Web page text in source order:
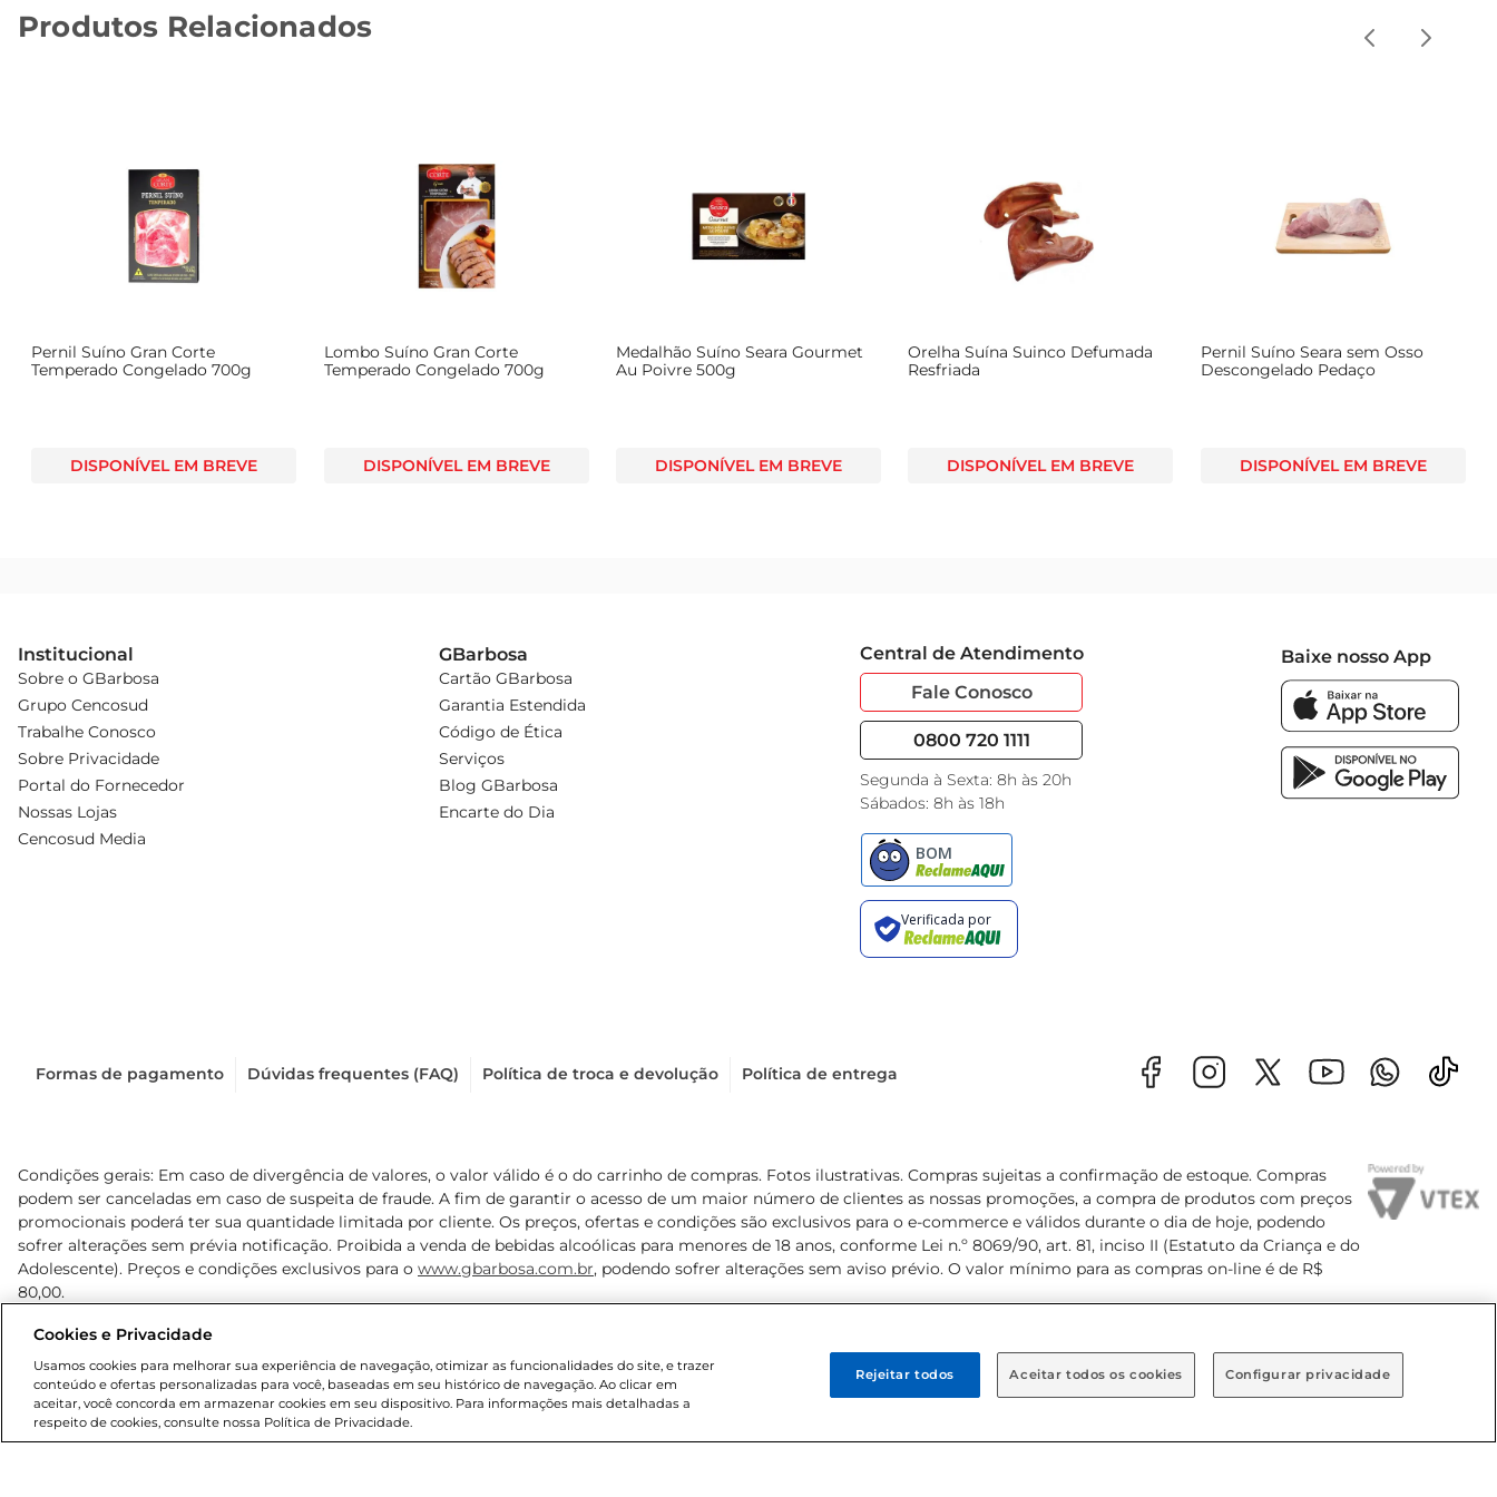
Produtos Relacionados
Pernil Suíno Gran Corte
Temperado Congelado 700g
DISPONÍVEL EM BREVE
Lombo Suíno Gran Corte
Temperado Congelado 700g
DISPONÍVEL EM BREVE
Medalhão Suíno Seara Gourmet
Au Poivre 500g
DISPONÍVEL EM BREVE
Orelha Suína Suinco Defumada
Resfriada
DISPONÍVEL EM BREVE
Pernil Suíno Seara sem Osso
Descongelado Pedaço
DISPONÍVEL EM BREVE
Institucional
Sobre o GBarbosa
Grupo Cencosud
Trabalhe Conosco
Sobre Privacidade
Portal do Fornecedor
Nossas Lojas
Cencosud Media
GBarbosa
Cartão GBarbosa
Garantia Estendida
Código de Ética
Serviços
Blog GBarbosa
Encarte do Dia
Central de Atendimento
Fale Conosco
0800 720 1111
Segunda à Sexta: 8h às 20h
Sábados: 8h às 18h
Baixe nosso App
Formas de pagamento Dúvidas frequentes (FAQ) Política de troca e devolução Política de entrega
Condições gerais: Em caso de divergência de valores, o valor válido é o do carrinho de compras. Fotos ilustrativas. Compras sujeitas a confirmação de estoque. Compras
podem ser canceladas em caso de suspeita de fraude. A fim de garantir o acesso de um maior número de clientes as nossas promoções, a compra de produtos com preços
promocionais poderá ter sua quantidade limitada por cliente. Os preços, ofertas e condições são exclusivos para o e-commerce e válidos durante o dia de hoje, podendo
sofrer alterações sem prévia notificação. Proibida a venda de bebidas alcoólicas para menores de 18 anos, conforme Lei n.º 8069/90, art. 81, inciso II (Estatuto da Criança e do
Adolescente). Preços e condições exclusivos para o www.gbarbosa.com.br, podendo sofrer alterações sem aviso prévio. O valor mínimo para as compras on-line é de R$
80,00.
Cookies e Privacidade
Usamos cookies para melhorar sua experiência de navegação, otimizar as funcionalidades do site, e trazer
conteúdo e ofertas personalizadas para você, baseadas em seu histórico de navegação. Ao clicar em
aceitar, você concorda em armazenar cookies em seu dispositivo. Para informações mais detalhadas a
respeito de cookies, consulte nossa Política de Privacidade.
Configurar privacidade
Rejeitar todos Aceitar todos os cookies